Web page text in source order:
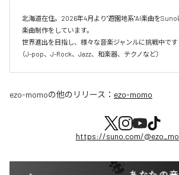
北海道在住。2026年4月より"遊園地系"AI楽曲を
楽曲制作をしています。
世界進出を目指し、様々な音楽ジャンルに挑戦中です
（J-pop、J-Rock、Jazz、和楽器、テクノなど）
ezo-momoの他のリリース： ezo-momo
https://suno.com/